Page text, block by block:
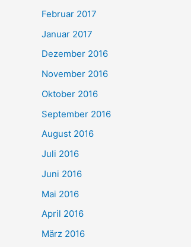
Februar 2017
Januar 2017
Dezember 2016
November 2016
Oktober 2016
September 2016
August 2016
Juli 2016
Juni 2016
Mai 2016
April 2016
März 2016